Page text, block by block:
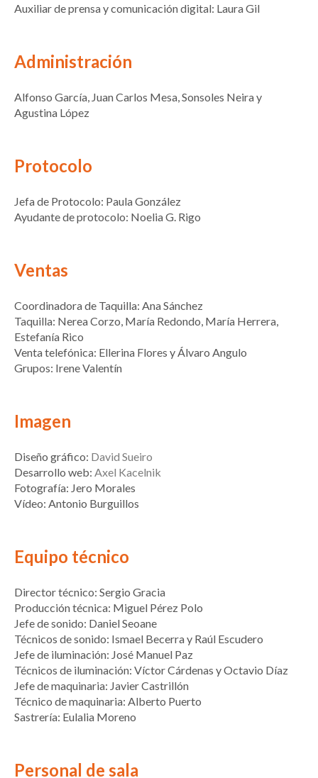
Auxiliar de prensa y comunicación digital: Laura Gil
Administración
Alfonso García, Juan Carlos Mesa, Sonsoles Neira y
Agustina López
Protocolo
Jefa de Protocolo: Paula González
Ayudante de protocolo: Noelia G. Rigo
Ventas
Coordinadora de Taquilla: Ana Sánchez
Taquilla: Nerea Corzo, María Redondo, María Herrera,
Estefanía Rico
Venta telefónica: Ellerina Flores y Álvaro Angulo
Grupos: Irene Valentín
Imagen
Diseño gráfico: David Sueiro
Desarrollo web: Axel Kacelnik
Fotografía: Jero Morales
Vídeo: Antonio Burguillos
Equipo técnico
Director técnico: Sergio Gracia
Producción técnica: Miguel Pérez Polo
Jefe de sonido: Daniel Seoane
Técnicos de sonido: Ismael Becerra y Raúl Escudero
Jefe de iluminación: José Manuel Paz
Técnicos de iluminación: Víctor Cárdenas y Octavio Díaz
Jefe de maquinaria: Javier Castrillón
Técnico de maquinaria: Alberto Puerto
Sastrería: Eulalia Moreno
Personal de sala